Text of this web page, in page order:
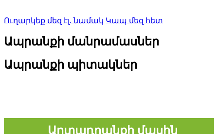
Ուղարկեք մեզ էլ. նամակ Կապ մեզ հետ
Ապրանքի մանրամասներ
Ապրանքի պիտակներ
Արտադրանքի մասին